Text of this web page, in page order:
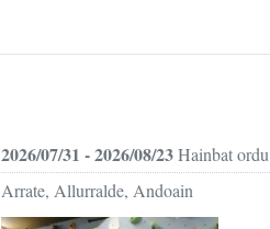
2026/07/31 - 2026/08/23Hainbat ordu
Arrate, Allurralde, Andoain